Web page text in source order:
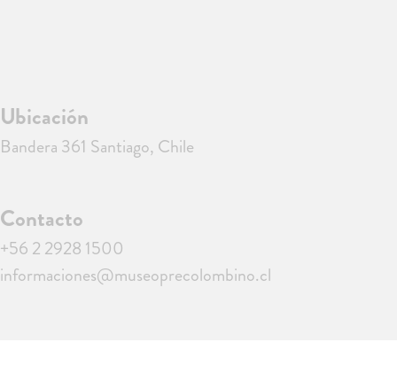
Ubicación
Bandera 361 Santiago, Chile
Contacto
+56 2 2928 1500
informaciones@museoprecolombino.cl